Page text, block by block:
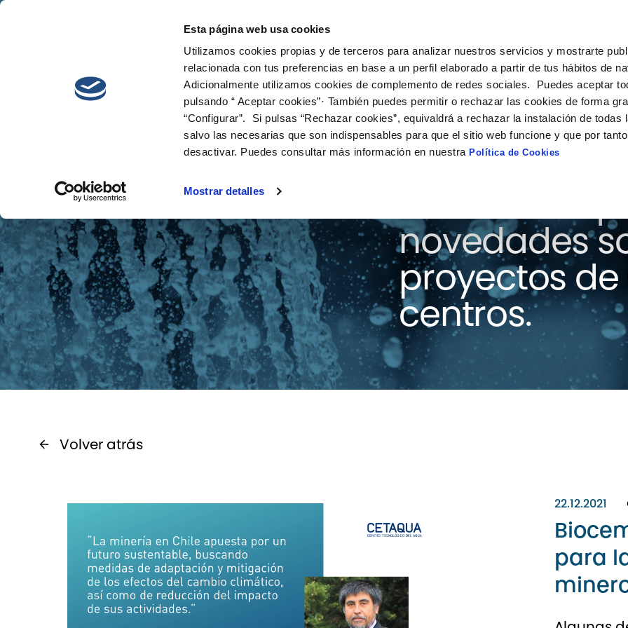
Esta página web usa cookies
Utilizamos cookies propias y de terceros para analizar nuestros servicios y mostrarte
relacionada con tus preferencias en base a un perfil elaborado a partir de tus hábitos de
Adicionalmente utilizamos cookies de complemento de redes sociales. Puedes aceptar
pulsando “ Aceptar cookies”· También puedes permitir o rechazar las cookies de forma
“Configurar”. Si pulsas “Rechazar cookies”, equivaldrá a rechazar la instalación de todas
salvo las necesarias que son indispensables para que el sitio web funcione y que por
desactivar. Puedes consultar más información en nuestraPolítica de Cookies
Mostrar detalles
Cetaqua Innovación
Noticias Consulta
novedades
proyectos
centros.
Volver atrás
22.12.2021
para